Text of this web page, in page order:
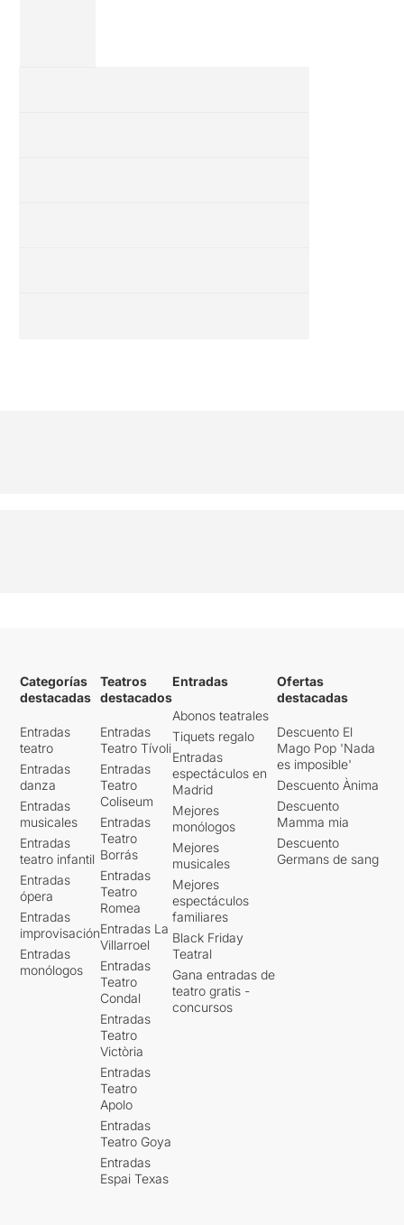
Categorías
destacadas
Entradas
teatro
Entradas
danza
Entradas
musicales
Entradas
teatro infantil
Entradas
ópera
Entradas
improvisación
Entradas
monólogos
Teatros
destacados
Entradas
Teatro Tívoli
Entradas
Teatro
Coliseum
Entradas
Teatro
Borrás
Entradas
Teatro
Romea
Entradas La
Villarroel
Entradas
Teatro
Condal
Entradas
Teatro
Victòria
Entradas
Teatro
Apolo
Entradas
Teatro Goya
Entradas
Espai Texas
Entradas
Abonos teatrales
Tiquets regalo
Entradas
espectáculos en
Madrid
Mejores
monólogos
Mejores
musicales
Mejores
espectáculos
familiares
Black Friday
Teatral
Gana entradas de
teatro gratis -
concursos
Ofertas
destacadas
Descuento El
Mago Pop 'Nada
es imposible'
Descuento Ànima
Descuento
Mamma mia
Descuento
Germans de sang